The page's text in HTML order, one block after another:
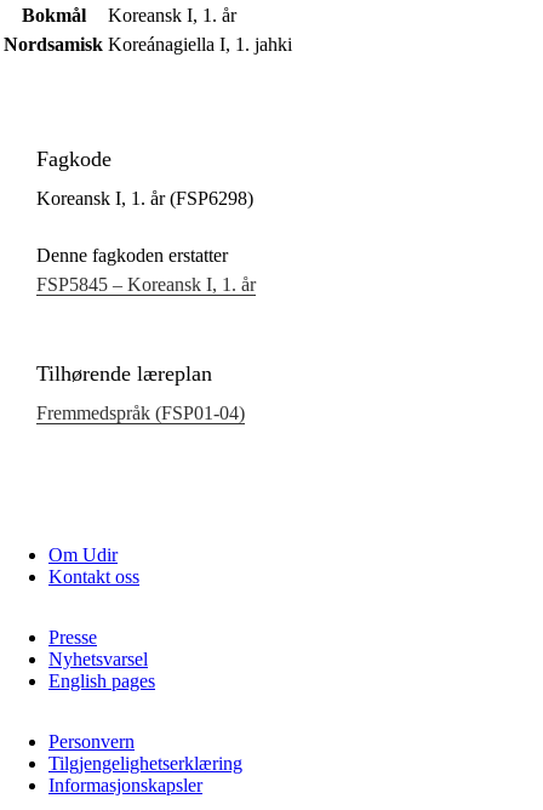
Bokmål
Koreansk I, 1. år
Nordsamisk Koreánagiella I, 1. jahki
Fagkode
Koreansk I, 1. år (FSP6298)
Denne fagkoden erstatter
FSP5845 – Koreansk I, 1. år
Tilhørende læreplan
Fremmedspråk (FSP01‑04)
Om Udir
Kontakt oss
Presse
Nyhetsvarsel
English pages
Personvern
Tilgjengelighetserklæring
Informasjonskapsler